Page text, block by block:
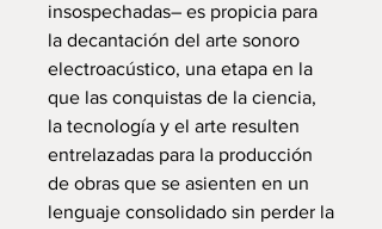
insospechadas– es propicia para
la decantación del arte sonoro
electroacústico, una etapa en la
que las conquistas de la ciencia,
la tecnología y el arte resulten
entrelazadas para la producción
de obras que se asienten en un
lenguaje consolidado sin perder la